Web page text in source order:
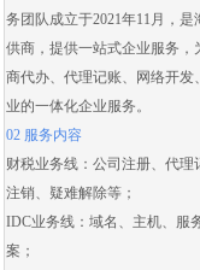
务团队成立于2021年11月，
供商，提供一站式企业服务
商代办、 代理记账、 网络开发、
业的一体化企业服务。
02 服务内容
财税业务线： 公司注册、 代理
注销、 疑难解除等；
IDC业务线：域名、主机、服
案；